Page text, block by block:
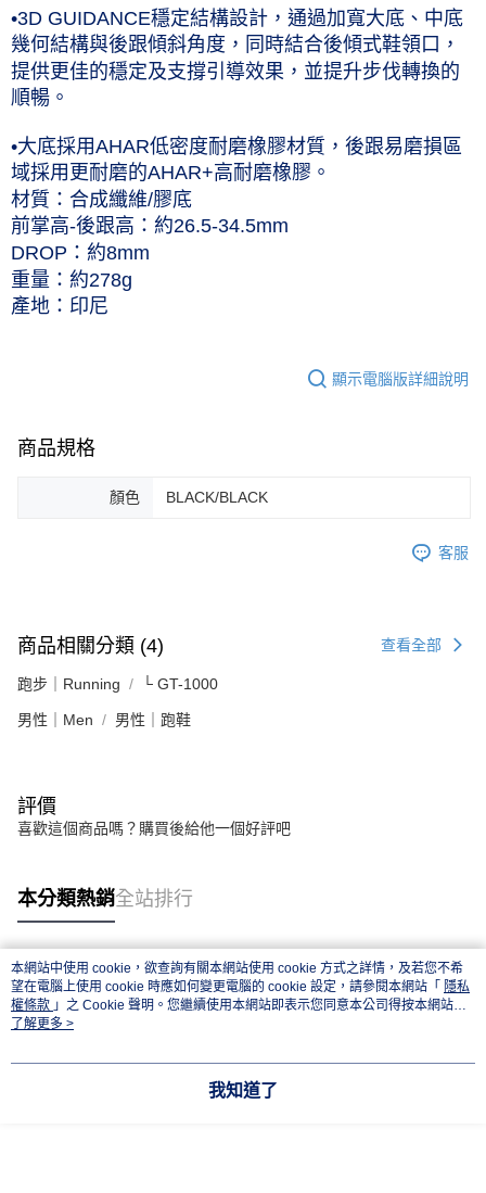
•3D GUIDANCE穩定結構設計，通過加寬大底、中底
幾何結構與後跟傾斜角度，同時結合後傾式鞋領口，
提供更佳的穩定及支撐引導效果，並提升步伐轉換的
順暢。
•大底採用AHAR低密度耐磨橡膠材質，後跟易磨損區
域採用更耐磨的AHAR+高耐磨橡膠。
材質：合成纖維/膠底
前掌高-後跟高：約26.5-34.5mm
DROP：約8mm
重量：約278g
產地：印尼
顯示電腦版詳細說明
商品規格
顏色 BLACK/BLACK
客服
商品相關分類 (4) 查看全部
跑步｜Running └ GT-1000
男性｜Men 男性｜跑鞋
評價
喜歡這個商品嗎？購買後給他一個好評吧
本分類熱銷全站排行
熱門標籤
本網站中使用 cookie，欲查詢有關本網站使用 cookie 方式之詳情，及若您不希
望在電腦上使用 cookie 時應如何變更電腦的 cookie 設定，請參閱本網站「 隱私
權條款 」之 Cookie 聲明。您繼續使用本網站即表示您同意本公司得按本網站使
用條款之 Cookie 聲明使用 cookie。
了解更多 >
我知道了